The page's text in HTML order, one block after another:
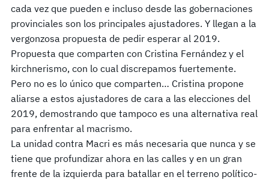
cada vez que pueden e incluso desde las gobernaciones
provinciales son los principales ajustadores. Y llegan a la
vergonzosa propuesta de pedir esperar al 2019.
Propuesta que comparten con Cristina Fernández y el
kirchnerismo, con lo cual discrepamos fuertemente.
Pero no es lo único que comparten… Cristina propone
aliarse a estos ajustadores de cara a las elecciones del
2019, demostrando que tampoco es una alternativa real
para enfrentar al macrismo.
La unidad contra Macri es más necesaria que nunca y se
tiene que profundizar ahora en las calles y en un gran
frente de la izquierda para batallar en el terreno político-